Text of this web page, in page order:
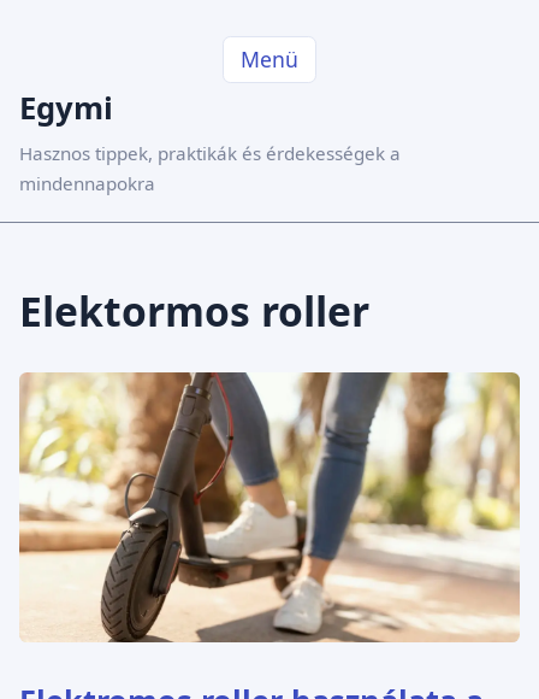
Menü
Egymi
Hasznos tippek, praktikák és érdekességek a
mindennapokra
Elektormos roller